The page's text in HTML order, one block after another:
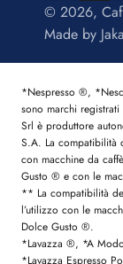
© 2026,
Made by
*Nespresso ®,
sono marchi
Srl è produttore
S.A. La compatibilità
con macchine da
Gusto ® e con le
** La compatibilità
l’utilizzo con le
Dolce Gusto ®.
*Lavazza ®, *A
*Lavazza Espresso